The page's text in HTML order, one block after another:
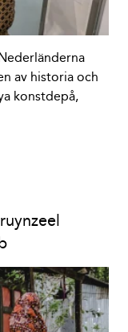
av historia och
konstdepå,